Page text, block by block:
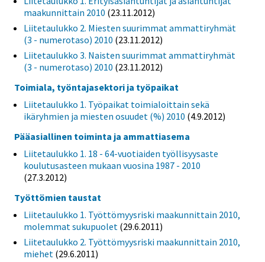
maakunnittain 2010 (23.11.2012)
Liitetaulukko 2. Miesten suurimmat ammattiryhmät
(3 - numerotaso) 2010 (23.11.2012)
Liitetaulukko 3. Naisten suurimmat ammattiryhmät
(3 - numerotaso) 2010 (23.11.2012)
Toimiala, työntajasektori ja työpaikat
Liitetaulukko 1. Työpaikat toimialoittain sekä
ikäryhmien ja miesten osuudet (%) 2010 (4.9.2012)
Pääasiallinen toiminta ja ammattiasema
Liitetaulukko 1. 18 - 64-vuotiaiden työllisyysaste
koulutusasteen mukaan vuosina 1987 - 2010
(27.3.2012)
Työttömien taustat
Liitetaulukko 1. Työttömyysriski maakunnittain 2010,
molemmat sukupuolet (29.6.2011)
Liitetaulukko 2. Työttömyysriski maakunnittain 2010,
miehet (29.6.2011)